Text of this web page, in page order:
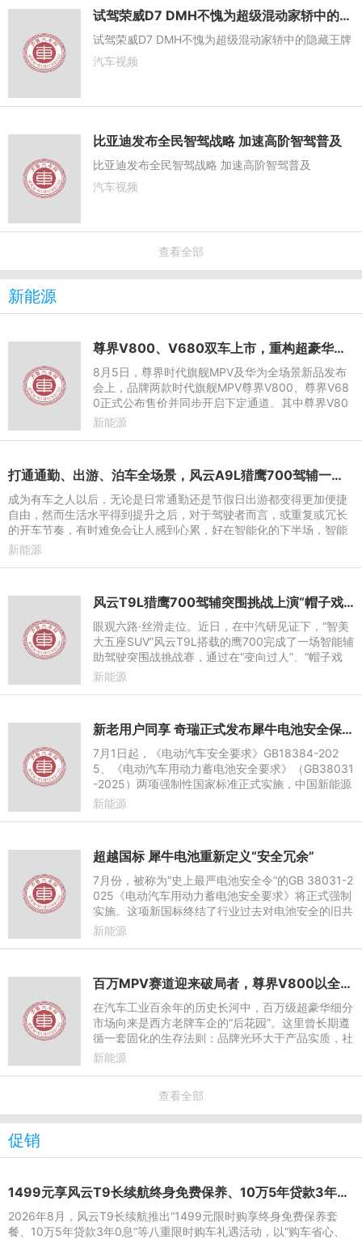
试驾荣威D7 DMH不愧为超级混动家轿中的隐藏王牌
试驾荣威D7 DMH不愧为超级混动家轿中的隐藏王牌
汽车视频
比亚迪发布全民智驾战略 加速高阶智驾普及
比亚迪发布全民智驾战略 加速高阶智驾普及
汽车视频
查看全部
新能源
尊界V800、V680双车上市，重构超豪华MPV市场新格局
8月5日，尊界时代旗舰MPV及华为全场景新品发布
会上，品牌两款时代旗舰MPV尊界V800、尊界V68
0正式公布售价并同步开启下定通道。其中尊界V80
0划分三大配置版本，指导价76.6万-101.6万元；定
新能源
打通通勤、出游、泊车全场景，风云A9L猎鹰700驾辅一键告别疲惫
成为有车之人以后，无论是日常通勤还是节假日出游都变得更加便捷
自由，然而生活水平得到提升之后，对于驾驶者而言，或重复或冗长
的开车节奏，有时难免会让人感到心累，好在智能化的下半场，智能
辅助驾驶技术成为了驾
新能源
风云T9L猎鹰700驾辅突围挑战上演“帽子戏法”，再获中汽研权威认证
眼观六路·丝滑走位。近日，在中汽研见证下，“智美
大五座SUV”风云T9L搭载的鹰700完成了一场智能辅
助驾驶突围战挑战赛，通过在“变向过人”、“帽子戏
法”“临门一脚”三大测试项目中一镜到底、丝滑避险的
新能源
新老用户同享 奇瑞正式发布犀牛电池安全保障计划
7月1日起，《电动汽车安全要求》GB18384-202
5、《电动汽车用动力蓄电池安全要求》（GB38031
-2025）两项强制性国家标准正式实施，中国新能源
汽车电池安全迎来“史上最严”政策新规。依托28年新
新能源
超越国标 犀牛电池重新定义“安全冗余”
7月份，被称为“史上最严电池安全令”的GB 38031-2
025《电动汽车用动力蓄电池安全要求》将正式强制
实施。这项新国标终结了行业过去对电池安全的旧共
识——从“热失控后争取5分钟逃生时间”，一步跃迁
新能源
百万MPV赛道迎来破局者，尊界V800以全栈实力重写MPV价值标尺
在汽车工业百余年的历史长河中，百万级超豪华细分
市场向来是西方老牌车企的“后花园”。这里曾长期遵
循一套固化的生存法则：品牌光环大于产品实质，社
交属性凌驾于技术迭代，“加价提车”甚至被默认为一
新能源
查看全部
促销
1499元享风云T9长续航终身免费保养、10万5年贷款3年0息 多维礼遇加码
2026年8月，风云T9长续航推出“1499元限时购享终身免费保养套
餐、10万5年贷款3年0息”等八重限时购车礼遇活动，以“购车省心、